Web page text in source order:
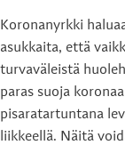
Koronanyrkki
asukkaita, että
turvaväleistä
paras suoja
pisaratartuntana
liikkeellä. Näitä